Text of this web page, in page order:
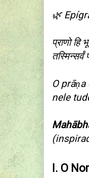
🌿
प्राणो हि
O
nele
I. O